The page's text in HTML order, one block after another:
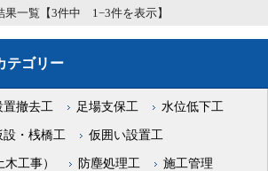
果一覧【3件中 1−3件を表示】
テゴリー
置撤去工 足場支保工 水位低下工
設・桟橋工 仮囲い設置工
工事） 防塵処理工 施工管理